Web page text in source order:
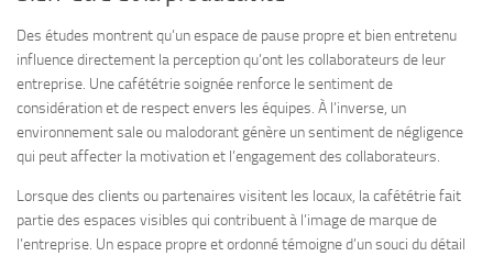
Des études montrent qu’un espace de pause propre et bien entretenu
influence directement la perception qu’ont les collaborateurs de leur
entreprise. Une cafététrie soignée renforce le sentiment de
considération et de respect envers les équipes. À l’inverse, un
environnement sale ou malodorant génère un sentiment de négligence
qui peut affecter la motivation et l’engagement des collaborateurs.
Lorsque des clients ou partenaires visitent les locaux, la cafététrie fait
partie des espaces visibles qui contribuent à l’image de marque de
l’entreprise. Un espace propre et ordonné témoigne d’un souci du détail